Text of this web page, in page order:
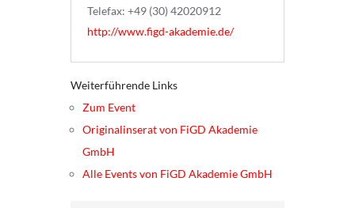
Telefax: +49 (30) 42020912
http://www.figd-akademie.de/
Weiterführende Links
Zum Event
Originalinserat von FiGD Akademie
GmbH
Alle Events von FiGD Akademie GmbH